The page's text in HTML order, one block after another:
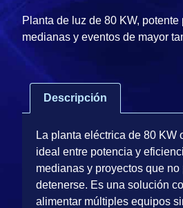
Planta de luz de 80 KW,
medianas y eventos de mayor
Descripción
La planta eléctrica de 80 KW
ideal entre potencia y
medianas y proyectos que no
detenerse. Es una solución
alimentar múltiples equipos